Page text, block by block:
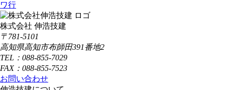
ワ行
株式会社 伸浩技建
〒781-5101
高知県高知市布師田391番地2
TEL：088-855-7029
FAX：088-855-7523
お問い合わせ